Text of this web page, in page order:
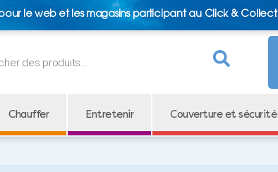
le web et les magasins participant au Click & Collect
Chauffer Entretenir Couverture et sécurité